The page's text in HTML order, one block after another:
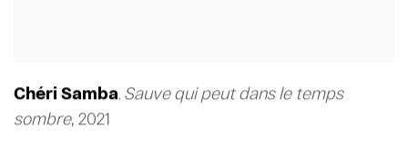
Chéri Samba, Sauve qui peut dans le temps
sombre, 2021